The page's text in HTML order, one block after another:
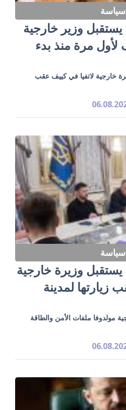
سياسة
يستقبل وزير خارجية
لأول مرة منذ بدء
خارجية لاتفيا في كييف عقب
سياسة
يستقبل وزيرة خارجية
زيارتها لمدينة
مولدوفا ملفات الأمن والطاقة